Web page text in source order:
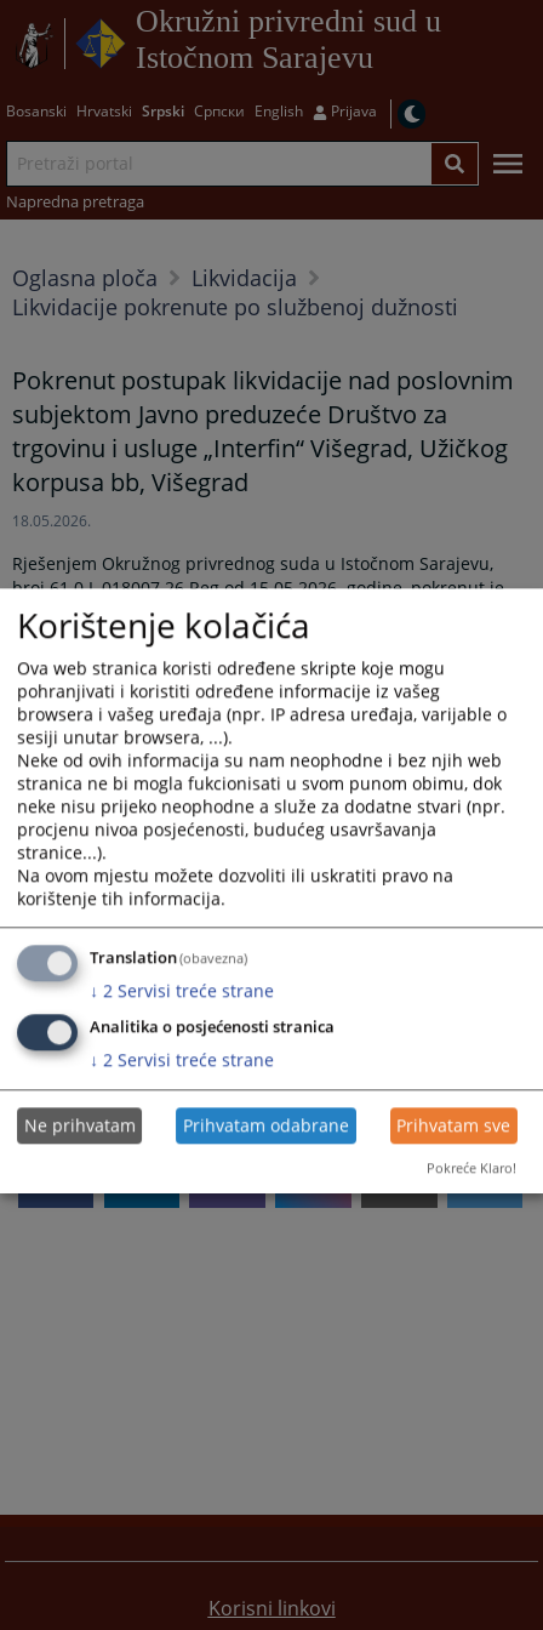
Okružni privredni sud u
Istočnom Sarajevu
Bosanski Hrvatski Srpski Српски English Prijava
Napredna pretraga
Oglasna ploča
Likvidacija
Likvidacije pokrenute po službenoj dužnosti
Pokrenut postupak likvidacije nad poslovnim
subjektom Javno preduzeće Društvo za
trgovinu i usluge „Interfin“ Višegrad, Užičkog
korpusa bb, Višegrad
18.05.2026.
Rješenjem Okružnog privrednog suda u Istočnom Sarajevu,
broj 61 0 L 018007 26 Reg od 15.05.2026. godine, pokrenut je
postupak likvidacije nad poslovnim subjektom Društvo za
trgovinu i usluge „Interfin“ Višegrad, Užičkog korpusa bb,
Višegrad.
Pozivaju se povjerioci likvidacionog dužnika da u roku od 3 (tri)
mjeseca od dana objave ovog rješenja prijave svoja
potraživanja prema likvidacionom dužniku i navedu pravni
osnov po kojem su ta potraživanja nastala.
Prikazana vijest je na: Srpski jezik
Prateći dokumenti
Rješenje 61 0 L 018007 26 Reg
95 PREGLEDA
Korisni linkovi
Korištenje kolačića
Ova web stranica koristi određene skripte koje mogu
pohranjivati i koristiti određene informacije iz vašeg
browsera i vašeg uređaja (npr. IP adresa uređaja, varijable o
sesiji unutar browsera, ...).
Neke od ovih informacija su nam neophodne i bez njih web
stranica ne bi mogla fukcionisati u svom punom obimu, dok
neke nisu prijeko neophodne a služe za dodatne stvari (npr.
procjenu nivoa posjećenosti, budućeg usavršavanja
stranice...).
Na ovom mjestu možete dozvoliti ili uskratiti pravo na
korištenje tih informacija.
Translation(obavezna)
↓ 2 Servisi treće strane
Analitika o posjećenosti stranica
↓ 2 Servisi treće strane
Ne prihvatam Prihvatam odabrane Prihvatam sve
Pokreće Klaro!